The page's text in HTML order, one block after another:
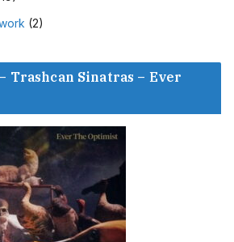
(2)
Trashcan Sinatras – Ever